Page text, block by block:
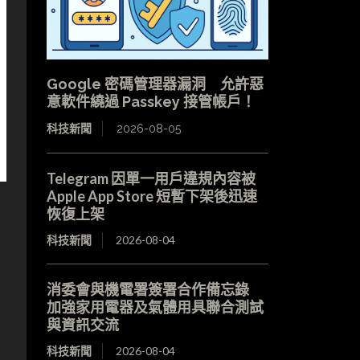
Google 密碼管理器漏洞 允許惡
意軟件繞過 Passkey 接管帳戶！
科技新聞 2026-08-05
Telegram 因單一用戶違規內容被
Apple App Store 短暫下架後迅速
恢復上架
科技新聞 2026-08-04
消委會與機電署簽署合作備忘錄
加強家用電器及氣體用具聯合測試
與資訊交流
科技新聞 2026-08-04